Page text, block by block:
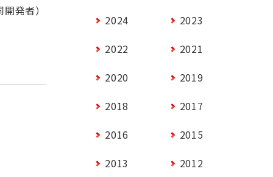
発者）
2024
2023
2022
2021
2020
2019
2018
2017
2016
2015
2013
2012